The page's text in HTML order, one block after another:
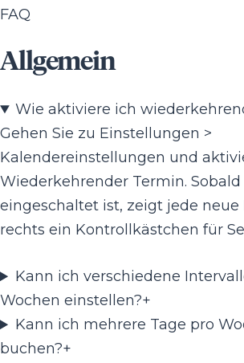
FAQ
Allgemein
Wie aktiviere ich
Gehen Sie zu Einstellungen >
Kalendereinstellungen und
Wiederkehrender Termin. Sobald
eingeschaltet ist, zeigt jede
rechts ein Kontrollkästchen für
Kann ich verschiedene
Wochen einstellen?+
Kann ich mehrere Tage pro
buchen?+